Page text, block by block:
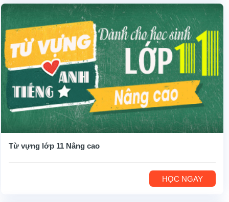
Từ vựng lớp 11 Nâng cao
HỌC NGAY